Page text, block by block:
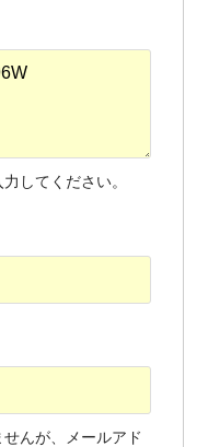
してください。
んが、メールアド